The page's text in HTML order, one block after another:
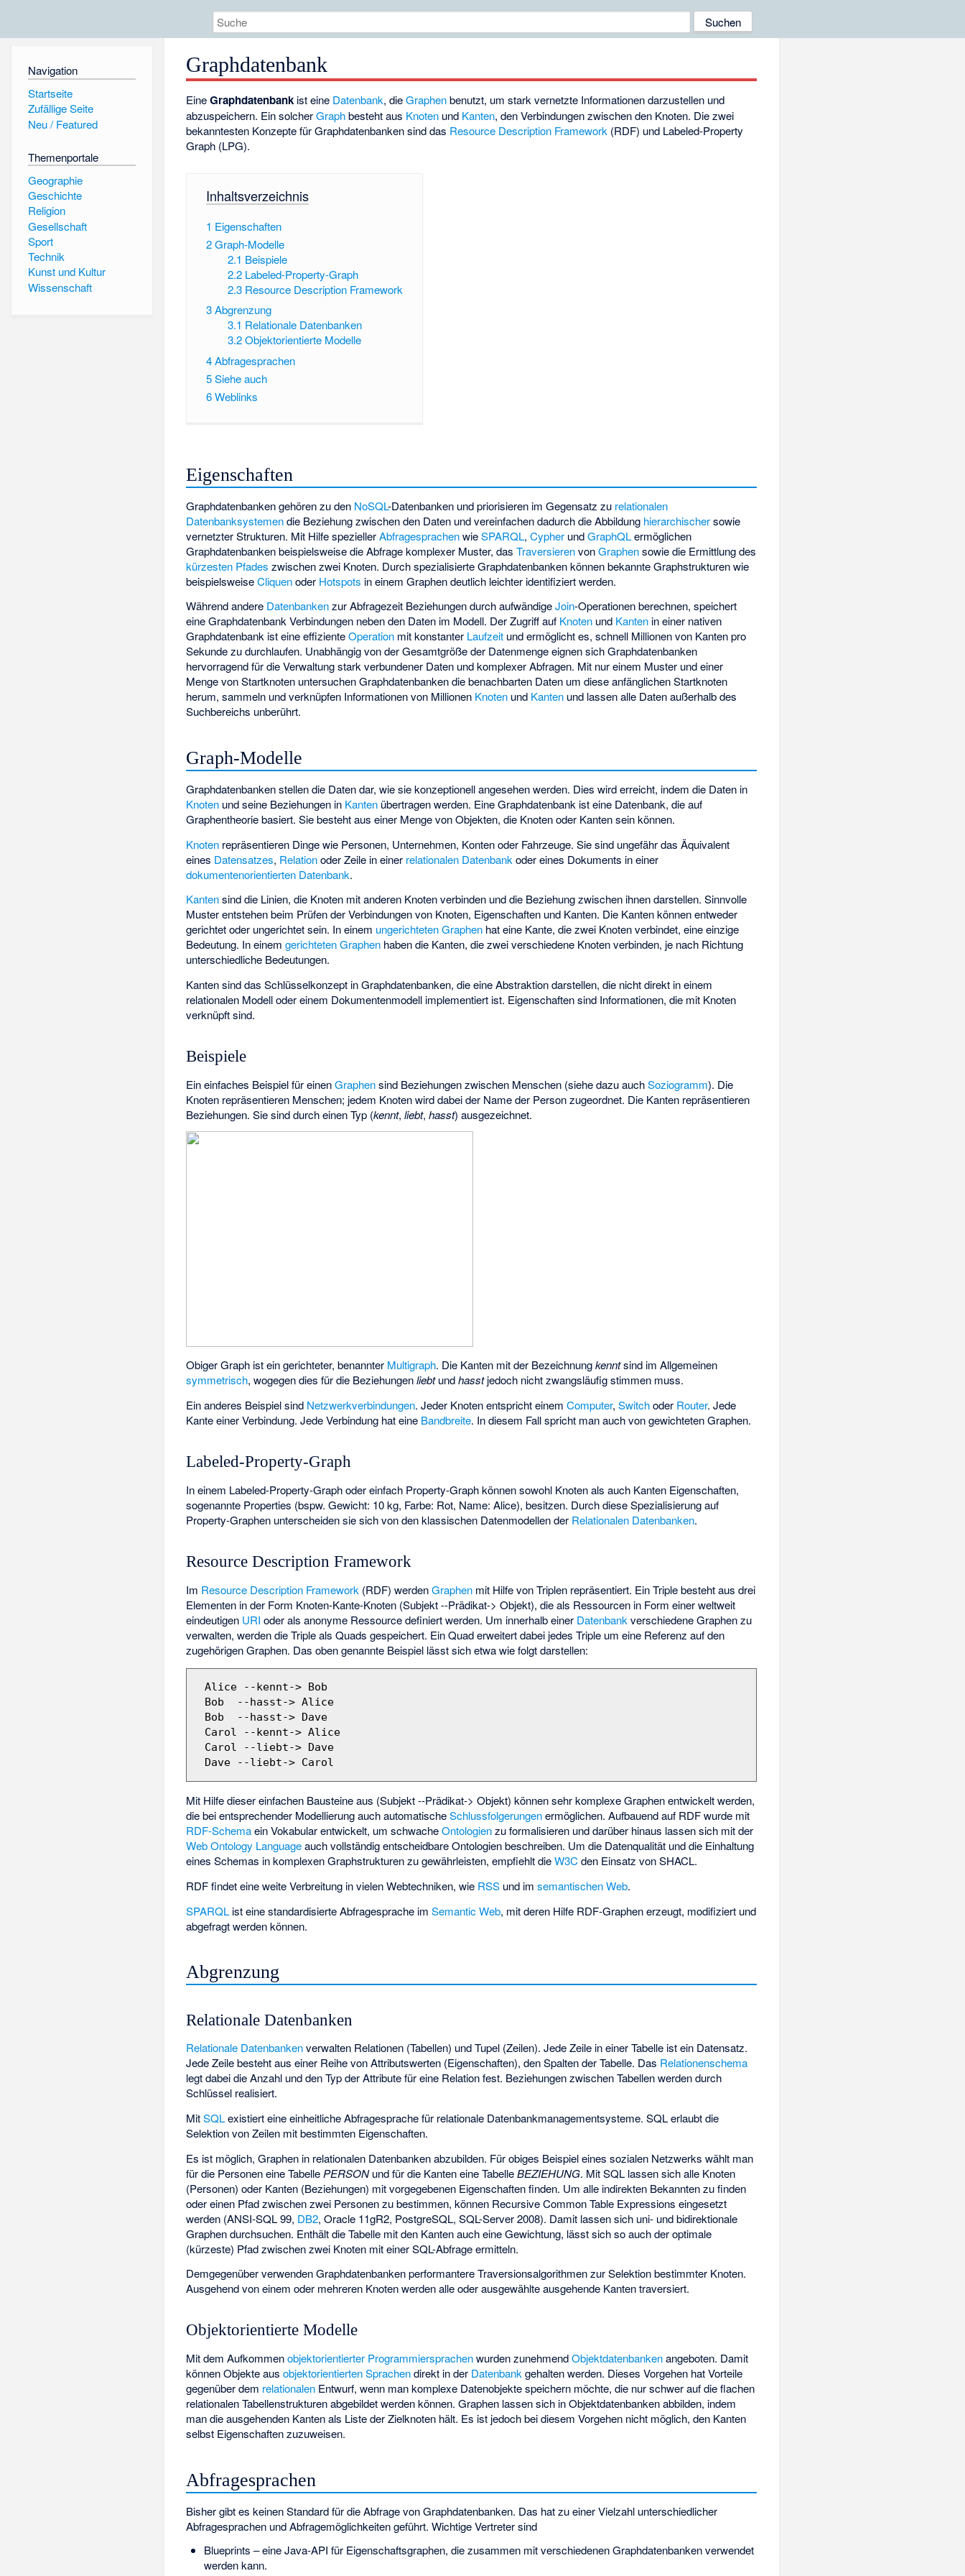
Navigation
Startseite
Zufällige Seite
Neu / Featured
Themenportale
Geographie
Geschichte
Religion
Gesellschaft
Sport
Technik
Kunst und Kultur
Wissenschaft
Graphdatenbank
EineGraphdatenbank ist eine Datenbank, dieGraphenbenutzt, um stark vernetzte Informationen darzustellen und
abzuspeichern. Ein solcherGraphbesteht aus Knoten und Kanten, den Verbindungen zwischen den Knoten. Die zwei
bekanntesten Konzepte für Graphdatenbanken sind das Resource Description Framework (RDF) und Labeled-Property
Graph (LPG).
Inhaltsverzeichnis
1 Eigenschaften
2Graph-Modelle
2.1 Beispiele
2.2 Labeled-Property-Graph
2.3 Resource Description Framework
3Abgrenzung
3.1 Relationale Datenbanken
3.2 Objektorientierte Modelle
4Abfragesprachen
5Siehe auch
6Weblinks
Eigenschaften
Graphdatenbanken gehören zu den NoSQL-Datenbanken und priorisieren im Gegensatz zu relationalen
Datenbanksystemendie Beziehung zwischen den Daten und vereinfachen dadurch die Abbildung hierarchischersowie
vernetzter Strukturen. Mit Hilfe speziellerAbfragesprachenwieSPARQL,Cypher undGraphQLermöglichen
Graphdatenbanken beispielsweise die Abfrage komplexer Muster, dasTraversierenvonGraphensowie die Ermittlung des
kürzesten Pfades zwischen zwei Knoten. Durch spezialisierte Graphdatenbanken können bekannte Graphstrukturen wie
beispielsweiseCliquenoder Hotspots in einem Graphen deutlich leichter identifiziert werden.
Während andere Datenbankenzur Abfragezeit Beziehungen durch aufwändigeJoin-Operationen berechnen, speichert
eine Graphdatenbank Verbindungen neben den Daten im Modell. Der Zugriff auf Knoten und Kanten in einer nativen
Graphdatenbank ist eine effizienteOperation mit konstanter Laufzeit und ermöglicht es, schnell Millionen von Kanten pro
Sekunde zu durchlaufen. Unabhängig von der Gesamtgröße der Datenmenge eignen sich Graphdatenbanken
hervorragend für die Verwaltung stark verbundener Daten und komplexer Abfragen. Mit nur einem Muster und einer
Menge von Startknoten untersuchen Graphdatenbanken die benachbarten Daten um diese anfänglichen Startknoten
herum, sammeln und verknüpfen Informationen von Millionen Knoten und Kanten und lassen alle Daten außerhalb des
Suchbereichs unberührt.
Graph-Modelle
Graphdatenbanken stellen die Daten dar, wie sie konzeptionell angesehen werden. Dies wird erreicht, indem die Daten in
Knoten und seine Beziehungen in Kanten übertragen werden. Eine Graphdatenbank ist eine Datenbank, die auf
Graphentheorie basiert. Sie besteht aus einer Menge von Objekten, die Knoten oder Kanten sein können.
Knoten repräsentieren Dinge wie Personen, Unternehmen, Konten oder Fahrzeuge. Sie sind ungefähr das Äquivalent
eines Datensatzes, Relationoder Zeile in einer relationalen Datenbank oder eines Dokuments in einer
dokumentenorientierten Datenbank.
Kantensind die Linien, die Knoten mit anderen Knoten verbinden und die Beziehung zwischen ihnen darstellen. Sinnvolle
Muster entstehen beim Prüfen der Verbindungen von Knoten, Eigenschaften und Kanten. Die Kanten können entweder
gerichtet oder ungerichtet sein. In einem ungerichteten Graphen hat eine Kante, die zwei Knoten verbindet, eine einzige
Bedeutung. In einemgerichteten Graphen haben die Kanten, die zwei verschiedene Knoten verbinden, je nach Richtung
unterschiedliche Bedeutungen.
Kanten sind das Schlüsselkonzept in Graphdatenbanken, die eine Abstraktion darstellen, die nicht direkt in einem
relationalen Modelloder einem Dokumentenmodell implementiert ist. Eigenschaften sind Informationen, die mit Knoten
verknüpft sind.
Beispiele
Ein einfaches Beispiel für einenGraphensind Beziehungen zwischen Menschen (siehe dazu auchSoziogramm). Die
Knoten repräsentieren Menschen; jedem Knoten wird dabei der Name der Person zugeordnet. Die Kanten repräsentieren
Beziehungen. Sie sind durch einen Typ (kennt,liebt,hasst) ausgezeichnet.
Obiger Graph ist ein gerichteter, benannter Multigraph. Die Kanten mit der Bezeichnungkenntsind im Allgemeinen
symmetrisch, wogegen dies für die Beziehungenliebtundhasstjedoch nicht zwangsläufig stimmen muss.
Ein anderes Beispiel sind Netzwerkverbindungen. Jeder Knoten entspricht einemComputer,Switchoder Router. Jede
Kante einer Verbindung. Jede Verbindung hat eine Bandbreite. In diesem Fall spricht man auch von gewichteten Graphen.
Labeled-Property-Graph
In einem Labeled-Property-Graph oder einfach Property-Graph können sowohl Knoten als auch Kanten Eigenschaften,
sogenannte Properties (bspw. Gewicht: 10 kg, Farbe: Rot, Name: Alice), besitzen. Durch diese Spezialisierung auf
Property-Graphen unterscheiden sie sich von den klassischen Datenmodellen der Relationalen Datenbanken.
Resource Description Framework
Im Resource Description Framework (RDF) werdenGraphen mit Hilfe von Triplen repräsentiert. Ein Triple besteht aus drei
Elementen in der Form Knoten-Kante-Knoten (Subjekt --Prädikat-> Objekt), die als Ressourcen in Form einer weltweit
eindeutigen URI oder als anonyme Ressource definiert werden. Um innerhalb einer Datenbank verschiedene Graphen zu
verwalten, werden die Triple als Quads gespeichert. Ein Quad erweitert dabei jedes Triple um eine Referenz auf den
zugehörigen Graphen. Das oben genannte Beispiel lässt sich etwa wie folgt darstellen:
Mit Hilfe dieser einfachen Bausteine aus (Subjekt --Prädikat-> Objekt) können sehr komplexe Graphen entwickelt werden,
die bei entsprechender Modellierung auch automatischeSchlussfolgerungenermöglichen. Aufbauend auf RDF wurde mit
RDF-Schemaein Vokabular entwickelt, um schwacheOntologienzu formalisieren und darüber hinaus lassen sich mit der
Web Ontology Languageauch vollständig entscheidbare Ontologien beschreiben. Um die Datenqualität und die Einhaltung
eines Schemas in komplexen Graphstrukturen zu gewährleisten, empfiehlt dieW3Cden Einsatz von SHACL.
RDF findet eine weite Verbreitung in vielen Webtechniken, wie RSS und imsemantischen Web.
SPARQL ist eine standardisierte Abfragesprache imSemantic Web, mit deren Hilfe RDF-Graphen erzeugt, modifiziert und
abgefragt werden können.
Abgrenzung
Relationale Datenbanken
Relationale Datenbankenverwalten Relationen (Tabellen) und Tupel (Zeilen). Jede Zeile in einer Tabelle ist ein Datensatz.
Jede Zeile besteht aus einer Reihe von Attributswerten (Eigenschaften), den Spalten der Tabelle. Das Relationenschema
legt dabei die Anzahl und den Typ der Attribute für eine Relation fest. Beziehungen zwischen Tabellen werden durch
Schlüssel realisiert.
MitSQLexistiert eine einheitliche Abfragesprache für relationale Datenbankmanagementsysteme. SQL erlaubt die
Selektion von Zeilen mit bestimmten Eigenschaften.
Es ist möglich, Graphen in relationalen Datenbanken abzubilden. Für obiges Beispiel eines sozialen Netzwerks wählt man
für die Personen eine Tabelle PERSONund für die Kanten eine TabelleBEZIEHUNG. Mit SQL lassen sich alle Knoten
(Personen) oder Kanten (Beziehungen) mit vorgegebenen Eigenschaften finden. Um alle indirekten Bekannten zu finden
oder einen Pfad zwischen zwei Personen zu bestimmen, können Recursive Common Table Expressions eingesetzt
werden (ANSI-SQL 99, DB2, Oracle 11gR2, PostgreSQL, SQL-Server 2008). Damit lassen sich uni- und bidirektionale
Graphen durchsuchen. Enthält die Tabelle mit den Kanten auch eine Gewichtung, lässt sich so auch der optimale
(kürzeste) Pfad zwischen zwei Knoten mit einer SQL-Abfrage ermitteln.
Demgegenüber verwenden Graphdatenbanken performantere Traversionsalgorithmen zur Selektion bestimmter Knoten.
Ausgehend von einem oder mehreren Knoten werden alle oder ausgewählte ausgehende Kanten traversiert.
Objektorientierte Modelle
Mit dem Aufkommenobjektorientierter Programmiersprachenwurden zunehmendObjektdatenbankenangeboten. Damit
können Objekte ausobjektorientierten Sprachendirekt in der Datenbank gehalten werden. Dieses Vorgehen hat Vorteile
gegenüber dem relationalen Entwurf, wenn man komplexe Datenobjekte speichern möchte, die nur schwer auf die flachen
relationalen Tabellenstrukturen abgebildet werden können. Graphen lassen sich in Objektdatenbanken abbilden, indem
man die ausgehenden Kanten als Liste der Zielknoten hält. Es ist jedoch bei diesem Vorgehen nicht möglich, den Kanten
selbst Eigenschaften zuzuweisen.
Abfragesprachen
Bisher gibt es keinen Standard für die Abfrage von Graphdatenbanken. Das hat zu einer Vielzahl unterschiedlicher
Abfragesprachen und Abfragemöglichkeiten geführt. Wichtige Vertreter sind
Blueprints – eine Java-API für Eigenschaftsgraphen, die zusammen mit verschiedenen Graphdatenbanken verwendet
werden kann.